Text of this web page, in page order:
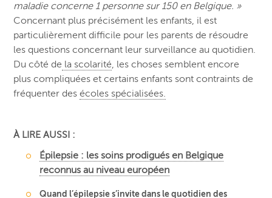
maladie concerne 1 personne sur 150 en Belgique. »
Concernant plus précisément les enfants, il est
particulièrement difficile pour les parents de résoudre
les questions concernant leur surveillance au quotidien.
Du côté de la scolarité, les choses semblent encore
plus compliquées et certains enfants sont contraints de
fréquenter desécoles spécialisées.
À LIRE AUSSI :
Épilepsie : les soins prodigués en Belgique
reconnus au niveau européen
Quand l’épilepsie s’invite dans le quotidien des